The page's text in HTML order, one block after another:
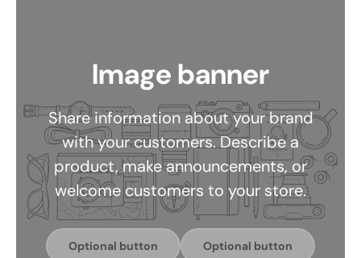
Image banner
Share information about your brand
with your customers. Describe a
product, make announcements, or
welcome customers to your store.
Optional button Optional button